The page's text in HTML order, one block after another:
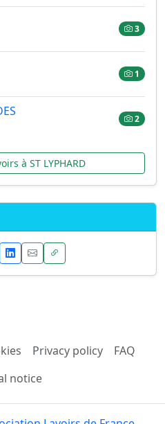
3
1
2
à ST LYPHARD
Privacy policy
FAQ
notice